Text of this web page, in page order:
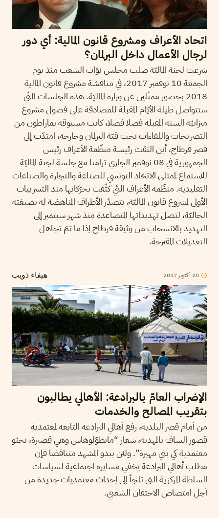
اتحاد الأعراف ومشروع قانون المالية: أي دور
لرجال الأعمال داخل البرلمان؟
شرعت لجنة الماليّة صلب مجلس نوّاب الشعب منذ يوم
الجمعة 10 نوفمبر 2017، في مناقشة مشروع قانون المالية
2018 بحضور ممثّلين عن وزارة الماليّة. هذه الجلسات التّي
ستتواصل طيلة الأيّام المقبلة للمصادقة على فصول مشروع
ميزانيّة السنة المقبلة فصلا فصلا، كانت مسبوقة بماراطون من
التصريحات واللقاءات تحت قبّة البرلمان وخارجه، امتدّت إلى
قصر قرطاج، أين التقت رئيسة منظّمة الأعراف رئيس
الجمهورية في 08 نوفمبر الجاري تزامنا مع جلسة لجنة الماليّة
للاستماع لممثلي الاتحّاد التونسي للصناعة والتجارة والصناعات
التقليدية. منظّمة الأعراف التّي كثّفت تحرّكاتها منذ التسريبات
الأولى لمشروع قانون الماليّة، تتصدّر الأطراف المناهضة له بصيغته
الحاليّة، لتصل تهديداتها المتصاعدة منذ شهر سبتمبر إلى
التهديد بالانسحاب من وثيقة قرطاج إذا ما تمّ تجاهل
التعديلات المقترحة.
هيفاء ذويب 20 أكتوبر 2017
الإضراب العامّ بالبرادعة: الأهالي يطالبون
بتقريب المصالح والخدمات
من أمام قصر البلدية، رفع أهالي البرادعة التابعة لمعتمدية
قصور الساف بالمهدية، شعار “مانطوّلوهاش وهي قصيرة، نحبّو
معتمدية كي بني مهيرة”. ولئن يبدو المشهد متناقضا فإن
مطلب أهالي البرادعة يخفي مسايرة اجتماعية لسياسات
السلطة المركزية التي تلجأ إلى إحداث معتمديات جديدة من
أجل امتصاص الاحتقان الشعبي.